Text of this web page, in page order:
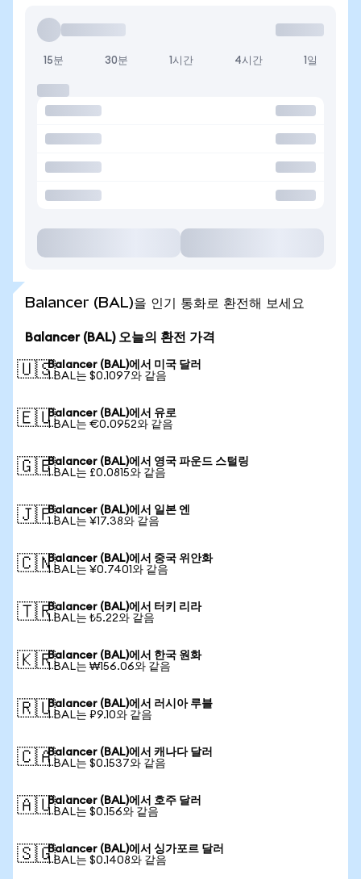
15분 30분 1시간 4시간 1일
Balancer (BAL)을 인기 통화로 환전해 보세요
Balancer (BAL) 오늘의 환전 가격
🇺🇸Balancer (BAL)에서 미국 달러
1 BAL는 $0.1097와 같음
🇪🇺Balancer (BAL)에서 유로
1 BAL는 €0.0952와 같음
🇬🇧Balancer (BAL)에서 영국 파운드 스털링
1 BAL는 £0.0815와 같음
🇯🇵Balancer (BAL)에서 일본 엔
1 BAL는 ¥17.38와 같음
🇨🇳Balancer (BAL)에서 중국 위안화
1 BAL는 ¥0.7401와 같음
🇹🇷Balancer (BAL)에서 터키 리라
1 BAL는 ₺5.22와 같음
🇰🇷Balancer (BAL)에서 한국 원화
1 BAL는 ₩156.06와 같음
🇷🇺Balancer (BAL)에서 러시아 루블
1 BAL는 ₽9.10와 같음
🇨🇦Balancer (BAL)에서 캐나다 달러
1 BAL는 $0.1537와 같음
🇦🇺Balancer (BAL)에서 호주 달러
1 BAL는 $0.156와 같음
🇸🇬Balancer (BAL)에서 싱가포르 달러
1 BAL는 $0.1408와 같음